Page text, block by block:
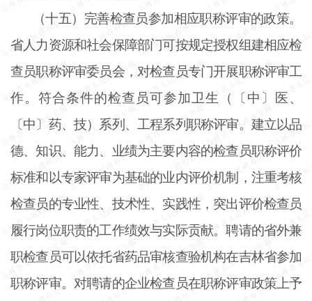
（十五）完善检查员参加相应职称评审的政策。
省人力资源和社会保障部门可按规定授权组建相应检
查员职称评审委员会，对检查员专门开展职称评审工
作。符合条件的检查员可参加卫生（〔中〕医、
〔中〕药、技）系列、工程系列职称评审。建立以品
德、知识、能力、业绩为主要内容的检查员职称评价
标准和以专家评审为基础的业内评价机制，注重考核
检查员的专业性、技术性、实践性，突出评价检查员
履行岗位职责的工作绩效与实际贡献。聘请的省外兼
职检查员可以依托省药品审核查验机构在吉林省参加
职称评审。对聘请的企业检查员在职称评审政策上予